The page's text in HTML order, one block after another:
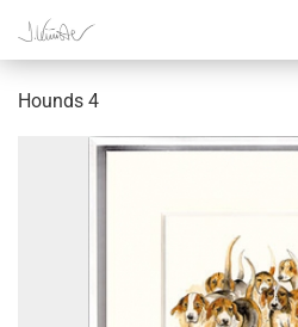
Hounds 4